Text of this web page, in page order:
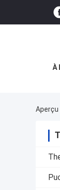
À
Aperçu